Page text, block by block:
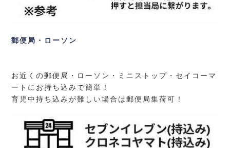
郵便局・ローソン
お近くの郵便局・ローソン・ミニストップ・セイコーマ
ートにお持ち込みで簡単！
育児中持ち込みが難しい場合は郵便局集荷可！